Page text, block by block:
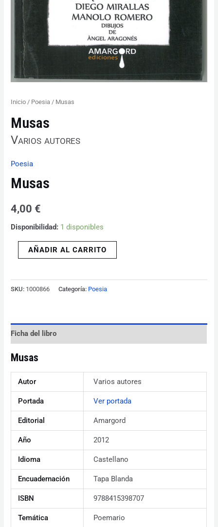
Inicio / Poesia / Musas
Musas
Varios autores
Poesia
Musas
4,00 €
Disponibilidad: 1 disponibles
AÑADIR AL CARRITO
SKU: 1000866 Categoría: Poesia
Ficha del libro
Musas
Autor Varios autores
Portada Ver portada
Editorial Amargord
Año 2012
Idioma Castellano
Encuadernación Tapa Blanda
ISBN 9788415398707
Temática Poemario